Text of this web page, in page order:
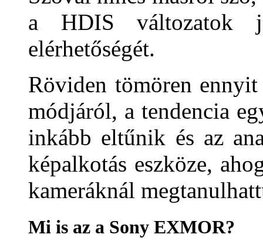
a HDIS változatok
elérhetőségét.
Röviden tömören
módjáról, a tendencia
inkább eltűnik és az
képalkotás eszköze,
kameráknál
Mi is az a Sony EXMOR?